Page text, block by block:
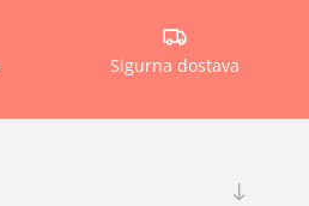
Sigurna dostava